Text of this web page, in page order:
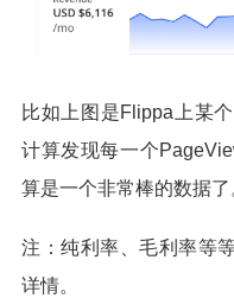
比如上图是Flippa上某
计算发现每一个
算是一个非常棒的数据了
注：纯利率、毛利率等
详情。